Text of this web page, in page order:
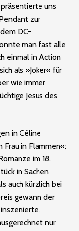
uns
zur
DC-
man fast alle
einmal in Action
als »Joker« für
wie immer
Jesus des
in Céline
Frau in Flammen«:
im 18.
in Sachen
auch kürzlich bei
gewann der
nur